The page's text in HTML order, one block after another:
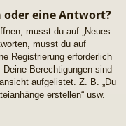
oder eine Antwort?
musst du auf „Neues
musst du auf
Registrierung erforderlich
Berechtigungen sind
aufgelistet. Z. B. „Du
erstellen“ usw.